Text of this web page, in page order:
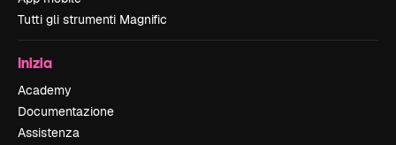
Tutti gli strumenti Magnific
Inizia
Academy
Documentazione
Assistenza